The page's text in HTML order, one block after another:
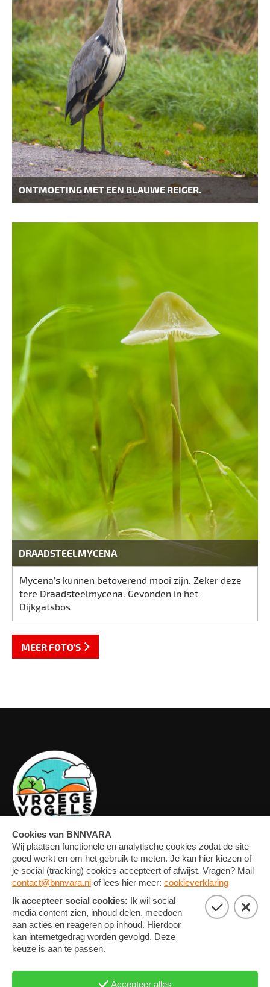
ONTMOETING MET EEN BLAUWE REIGER.
DRAADSTEELMYCENA
Mycena's kunnen betoverend mooi zijn. Zeker deze
tere Draadsteelmycena. Gevonden in het
Dijkgatsbos
MEER FOTO'S
OVERZICHT
ARTIKELEN
FOTO'S
FORUM
NIEUWSBRIEF
STATEMENT